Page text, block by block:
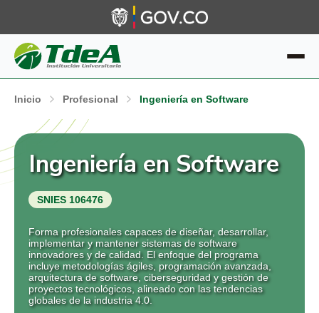
Inicio Profesional Ingeniería en Software
Ingeniería en Software
SNIES 106476
Forma profesionales capaces de diseñar, desarrollar,
implementar y mantener sistemas de software
innovadores y de calidad. El enfoque del programa
incluye metodologías ágiles, programación avanzada,
arquitectura de software, ciberseguridad y gestión de
proyectos tecnológicos, alineado con las tendencias
globales de la industria 4.0.